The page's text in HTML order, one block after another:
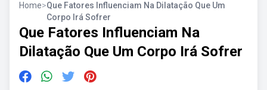
Home>Que Fatores Influenciam Na Dilatação Que Um
Corpo Irá Sofrer
Que Fatores Influenciam Na
Dilatação Que Um Corpo Irá Sofrer